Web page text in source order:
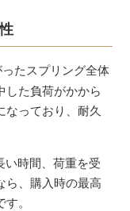
たスプリング全体
した負荷がかから
っており、耐久
い時間、荷重を受
ら、購入時の最高
。